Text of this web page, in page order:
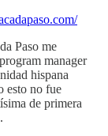
Paso me
manager
hispana
esto no fue
de primera